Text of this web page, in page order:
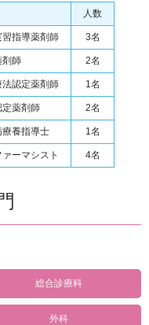
人数
指導薬剤師 3名
剤師 2名
認定薬剤師 1名
定薬剤師 2名
療養指導士 1名
ーマシスト 4名
総合診療科
外科